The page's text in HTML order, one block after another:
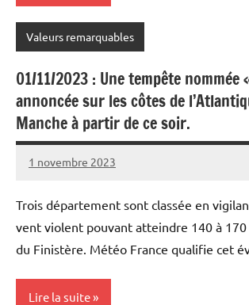
Valeurs remarquables
01/11/2023 : Une tempête nommée
annoncée sur les côtes de
Manche à partir de ce soir.
1 novembre 2023
Patrice
Trois département sont classée en
vent violent pouvant atteindre 140 à 170
du Finistère. Météo France qualifie cet
Lire la suite